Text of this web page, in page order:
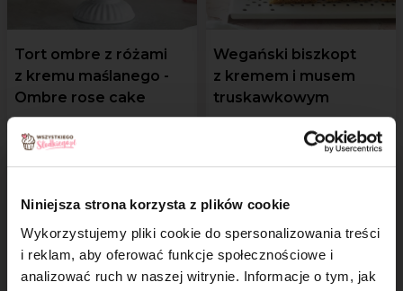
Niniejsza strona korzysta z plików cookie
Wykorzystujemy pliki cookie do spersonalizowania treści
i reklam, aby oferować funkcje społecznościowe i
analizować ruch w naszej witrynie. Informacje o tym, jak
Tort ombre z różami
z kremu maślanego -
Ombre rose cake
Wegański biszkopt
z kremem i musem
truskawkowym